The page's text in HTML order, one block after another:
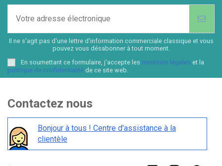
Il ne s'agit pas d'une lettre d'information commerciale classique et vous
pouvez vous désabonner à tout moment.
En soumettant ce formulaire, j'accepte les mentions légales et la
politique de confidentialité de ce site web.
Contactez nous
Bonjour à tous ! Centre d'assistance à la
clientèle